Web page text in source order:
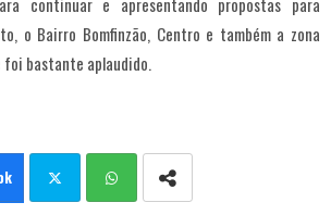
o Bairro Bomfinzão, Centro e também a zona
foi bastante aplaudido.